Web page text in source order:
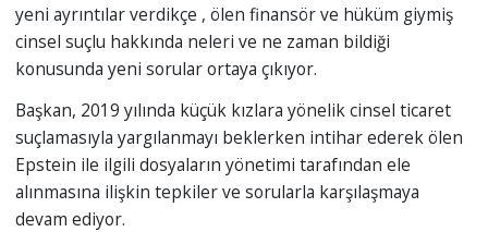
yeni ayrıntılar verdikçe , ölen finansör ve hüküm giymiş
cinsel suçlu hakkında neleri ve ne zaman bildiği
konusunda yeni sorular ortaya çıkıyor.
Başkan, 2019 yılında küçük kızlara yönelik cinsel ticaret
suçlamasıyla yargılanmayı beklerken intihar ederek ölen
Epstein ile ilgili dosyaların yönetimi tarafından ele
alınmasına ilişkin tepkiler ve sorularla karşılaşmaya
devam ediyor.